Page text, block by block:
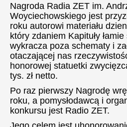
Nagroda Radia ZET im.
Woyciechowskiego jest
roku autorowi materiału
który zdaniem Kapituły
wykracza poza schematy i
otaczającej nas
honorowej statuetki
tys. zł netto.
Po raz pierwszy Nagrodę
roku, a pomysłodawcą i
konkursu jest Radio ZET.